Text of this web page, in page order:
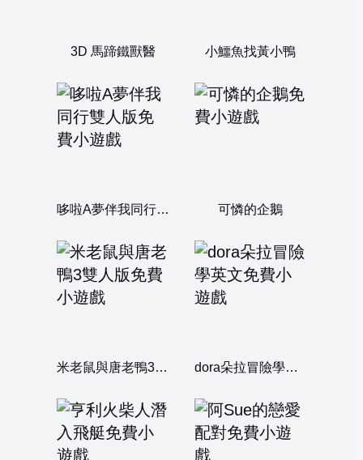
3D 馬蹄鐵獸醫 小鱷魚找黃小鴨
哆啦A夢伴我同行雙人版 可憐的企鵝
米老鼠與唐老鴨3雙人版 dora朵拉冒險學英文